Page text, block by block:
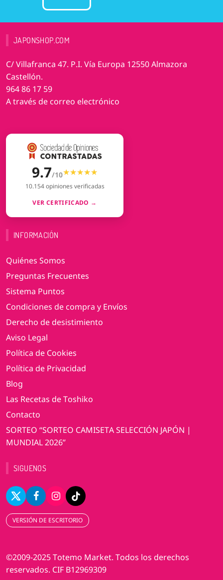
JAPONSHOP.COM
C/ Villafranca 47. P.I. Vía Europa 12550 Almazora
Castellón.
964 86 17 59
A través de correo electrónico
9.7/10★★★★★
★★★★★
10.154 opiniones verificadas
VER CERTIFICADO →
INFORMACIÓN
Quiénes Somos
Preguntas Frecuentes
Sistema Puntos
Condiciones de compra y Envíos
Derecho de desistimiento
Aviso Legal
Política de Cookies
Política de Privacidad
Blog
Las Recetas de Toshiko
Contacto
SORTEO “SORTEO CAMISETA SELECCIÓN JAPÓN |
MUNDIAL 2026”
SIGUENOS
VERSIÓN DE ESCRITORIO
©2009-2025 Totemo Market. Todos los derechos
reservados. CIF B12969309